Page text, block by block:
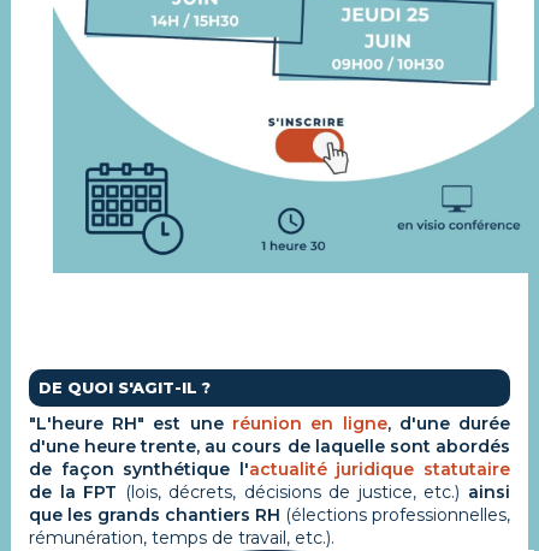
DE QUOI S'AGIT-IL ?
"L'heure RH" est une réunion en ligne, d'une durée
d'une heure trente, au cours de laquelle sont abordés
de façon synthétique l'actualité juridique statutaire
de la FPT (lois, décrets, décisions de justice, etc.) ainsi
que les grands chantiers RH (élections professionnelles,
rémunération, temps de travail, etc.).